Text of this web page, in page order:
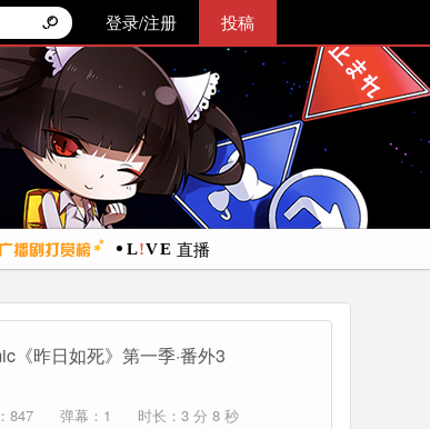
登录/注册 投稿
直播
《昨日如死》第一季·番外3
847 弹幕：1
时长：3 分 8 秒